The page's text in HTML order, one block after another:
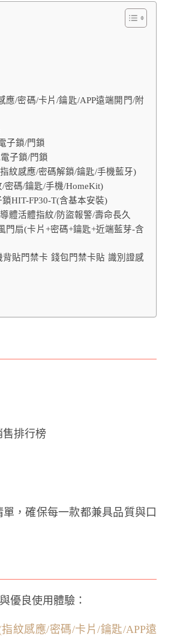
應/密碼/卡片/鑰匙/APP遠端開門/附
子鎖/門鎖
子鎖/門鎖
紋感應/密碼解鎖/鑰匙/手機藍牙)
/密碼/鑰匙/手機/HomeKit)
HIT-FP30-T(含基本安裝)
體活體指紋/防盜報警/壽命長久
門扇(卡片+密碼+鑰匙+近端藍芽-含
貼門禁卡 錢包門禁卡貼 識別證感
售排行榜
，確保每一款都兼具品質與口
優良使用體驗：
紋感應/密碼/卡片/鑰匙/APP遠